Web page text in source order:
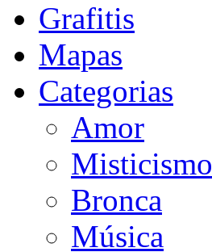
Grafitis
Mapas
Categorias
Amor
Misticismo
Bronca
Música